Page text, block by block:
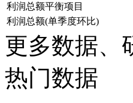
利润总额平衡项目
利润总额(单季度环比)
更多数据、
热门数据